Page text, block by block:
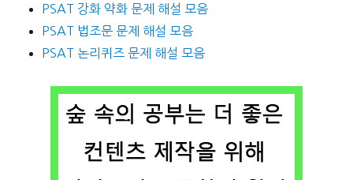
PSAT 강화 약화 문제 해설 모음
PSAT 법조문 문제 해설 모음
PSAT 논리퀴즈 문제 해설 모음